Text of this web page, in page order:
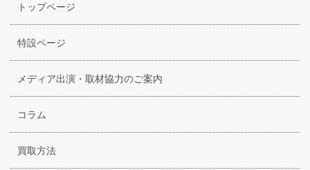
性は持っていませんが、控えめなで実用性の高いフォルムが
万人受けするシューズです。また、日本人のデザイナー塩田
康博（Yasuhiro Shiota）が、パリに於いて日本人初となるビ
スポークシューズ部門の責任者となって話題となりました。
トップページ
特設ページ
メディア出演・取材協力のご案内
コラム
買取方法